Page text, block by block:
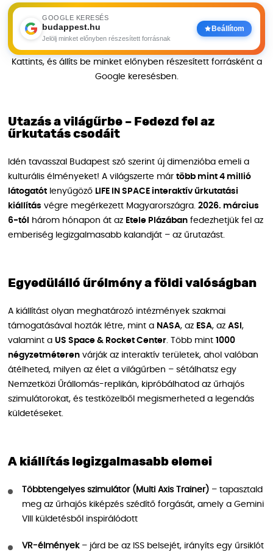
GOOGLE KERESÉS
budappest.hu
Jelölj minket előnyben részesített forrásnak
Beállítom
Kattints, és állíts be minket előnyben részesített forrásként a
Google keresésben.
Utazás a világűrbe – Fedezd fel az
űrkutatás csodáit
Idén tavasszal Budapest szó szerint új dimenzióba emeli a
kulturális élményeket! A világszerte már több mint 4 millió
látogatót lenyűgöző LIFE IN SPACE interaktív űrkutatási
kiállítás végre megérkezett Magyarországra. 2026. március
6-tól
három hónapon át az Etele Plázában fedezhetjük fel az
emberiség legizgalmasabb kalandját – az űrutazást.
Egyedülálló űrélmény a földi valóságban
A kiállítást olyan meghatározó intézmények szakmai
támogatásával hozták létre, mint a NASA, az ESA, az ASI ,
valamint a US Space & Rocket Center. Több mint 1000
négyzetméteren várják az interaktív területek, ahol valóban
átélheted, milyen az élet a világűrben – sétálhatsz egy
Nemzetközi Űrállomás-replikán, kipróbálhatod az űrhajós
szimulátorokat, és testközelből megismerheted a legendás
küldetéseket.
A kiállítás legizgalmasabb elemei
Többtengelyes szimulátor (Multi Axis Trainer) – tapasztald
meg az űrhajós kiképzés szédítő forgását, amely a Gemini
VIII küldetésből inspirálódott
VR-élmények– járd be az ISS belsejét, irányíts egy űrsiklót